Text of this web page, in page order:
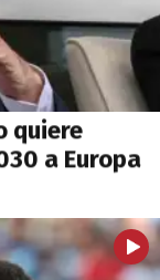
quiere
a Europa